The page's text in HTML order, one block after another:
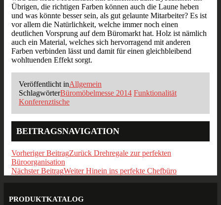
Übrigen, die richtigen Farben können auch die Laune heben
und was könnte besser sein, als gut gelaunte Mitarbeiter? Es ist
vor allem die Natürlichkeit, welche immer noch einen
deutlichen Vorsprung auf dem Büromarkt hat. Holz ist nämlich
auch ein Material, welches sich hervorragend mit anderen
Farben verbinden lässt und damit für einen gleichbleibend
wohltuenden Effekt sorgt.
Veröffentlicht inAllgemein
SchlagwörterBüromöbelmesse 2014 Funktionalität
Konferenztische
BEITRAGSNAVIGATION
Vorheriger BeitragZurück Drehregale zur perfekten
Büroorganisation
Nächster BeitragWeiter Hinein ins perfekte Chefbüro
PRODUKTKATALOG